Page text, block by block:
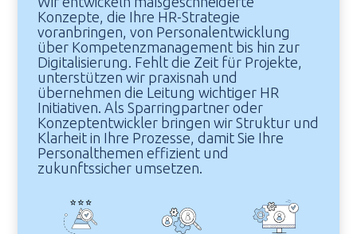
Konzepte, die Ihre HR-Strategie
voranbringen, von Personalentwicklung
über Kompetenzmanagement bis hin zur
Digitalisierung. Fehlt die Zeit für Projekte,
unterstützen wir praxisnah und
übernehmen die Leitung wichtiger HR
Initiativen. Als Sparringpartner oder
Konzeptentwickler bringen wir Struktur und
Klarheit in Ihre Prozesse, damit Sie Ihre
Personalthemen effizient und
zukunftssicher umsetzen.